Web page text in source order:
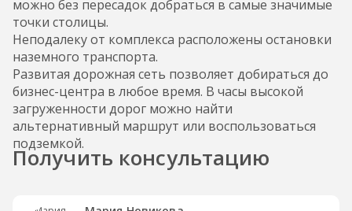
можно без пересадок добраться в самые значимые
точки столицы.
Неподалеку от комплекса расположены остановки
наземного транспорта.
Развитая дорожная сеть позволяет добираться до
бизнес-центра в любое время. В часы высокой
загруженности дорог можно найти
альтернативный маршрут или воспользоваться
подземкой.
Получить консультацию